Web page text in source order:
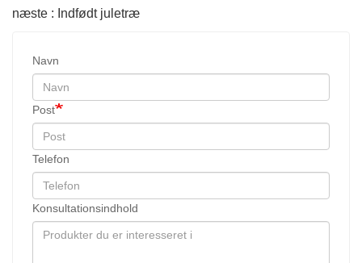
næste : Indfødt juletræ
Navn
Post
Telefon
Konsultationsindhold